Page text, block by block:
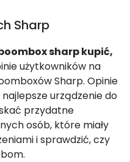
Sharp
sharp kupić,
użytkowników na
Sharp. Opinie
urządzenie do
przydatne
osób, które miały
i sprawdzić, czy